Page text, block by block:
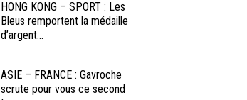
HONG KONG – SPORT : Les
Bleus remportent la médaille
d’argent...
ASIE – FRANCE : Gavroche
scrute pour vous ce second